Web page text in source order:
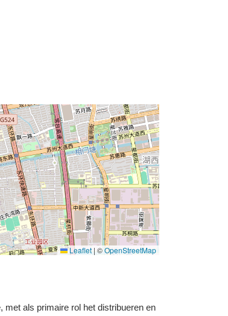
Leaflet | ©OpenStreetMap
als primaire rol het distribueren en